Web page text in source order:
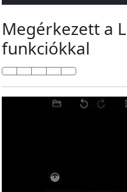
Megérkezett a
funkciókkal